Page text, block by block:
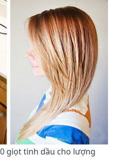
giọt tinh dầu cho lượng